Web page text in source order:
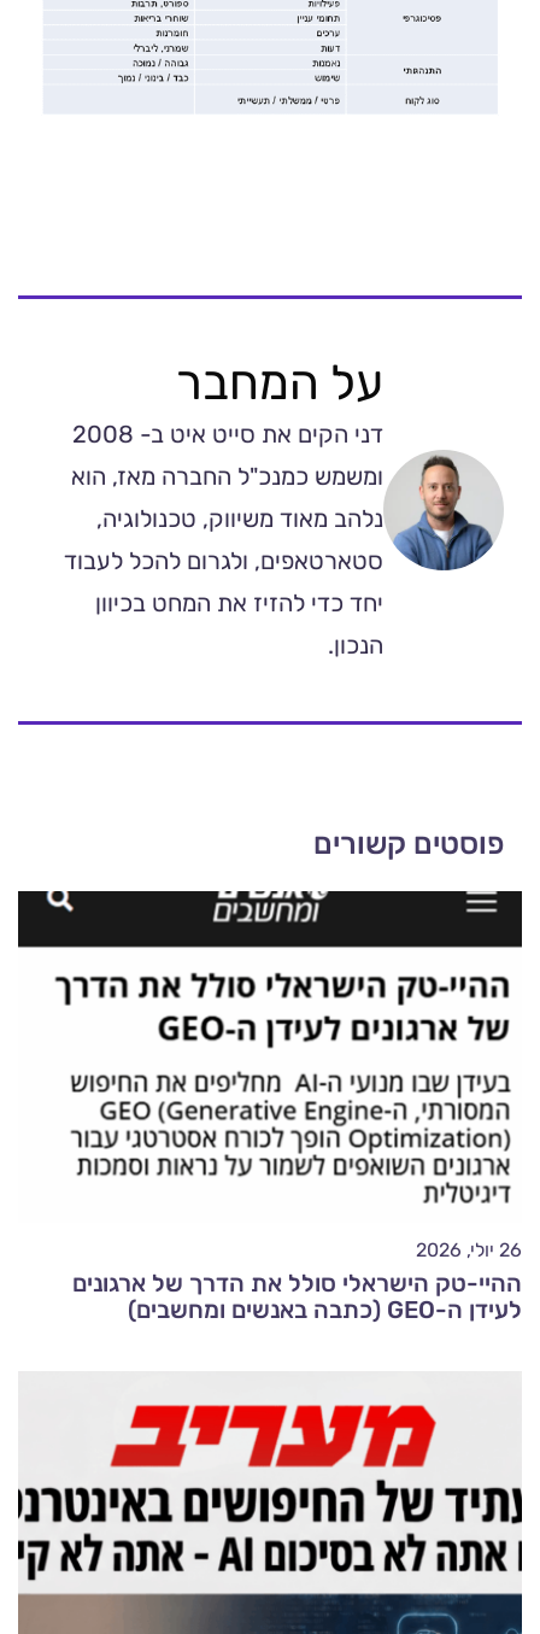
על המחבר
דני הקים את סייט איט ב- 2008
ומשמש כמנכ"ל החברה מאז, הוא
נלהב מאוד משיווק, טכנולוגיה,
סטארטאפים, ולגרום להכל לעבוד
יחד כדי להזיז את המחט בכיוון
הנכון.
פוסטים קשורים
26 יולי, 2026
ההיי-טק הישראלי סולל את הדרך של ארגונים
לעידן ה-GEO (כתבה באנשים ומחשבים)